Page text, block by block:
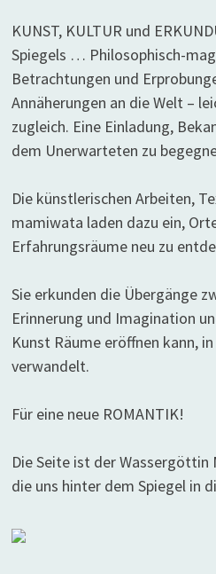
KUNST, KULTUR und
Spiegels … Philosophisch-
Betrachtungen und
Annäherungen an die Welt –
zugleich. Eine Einladung,
dem Unerwarteten zu
Die künstlerischen Arbeiten,
mamiwata laden dazu ein,
Erfahrungsräume neu zu
Sie erkunden die Übergänge
Erinnerung und Imagination
Kunst Räume eröffnen kann,
verwandelt.
Für eine neue ROMANTIK!
Die Seite ist der
die uns hinter dem Spiegel in